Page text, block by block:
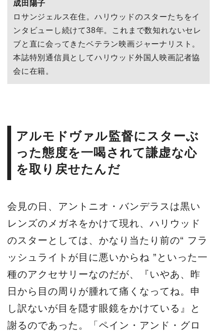
成田陽子
ロサンジェルス在住。ハリウッドのスターたちをイ
ンタビューし続けて38年。これまで数知れないセレ
ブと直に会ってきたベテラン映画ジャーナリスト。
本誌特別通信員としてハリウッド外国人映画記者協
会に在籍。
アルモドヴァル監督にスターぶ
った態度を一喝されて謙虚な心
を取り戻せたんだ
会見の日、アントニオ・バンデラスは黒い
レンズのメガネをかけて現れ、ハリウッド
のスターとしては、かなり当たり前の“ フラ
ッシュライトが目に悪いからね ”といった一
種のアクセサリーなのだが、『いやあ、昨
日から目の周りが腫れて痛くなってね。申
し訳ないが目を隠す眼鏡をかけている』と
謝るのであった。「ペイン・アンド・グロ